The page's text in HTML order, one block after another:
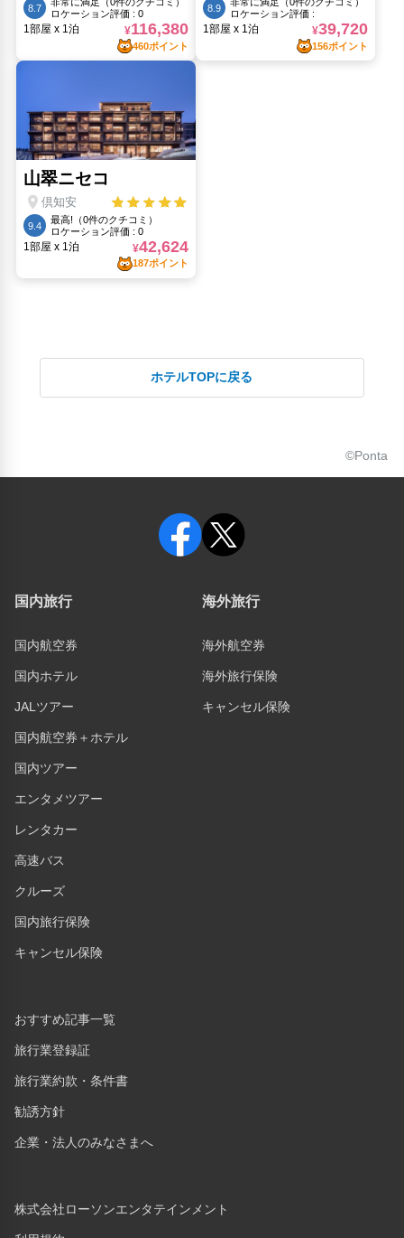
ホテルTOPに戻る
©Ponta
国内旅行
国内航空券
国内ホテル
JALツアー
国内航空券＋ホテル
国内ツアー
エンタメツアー
レンタカー
高速バス
クルーズ
国内旅行保険
キャンセル保険
海外旅行
海外航空券
海外旅行保険
キャンセル保険
おすすめ記事一覧
旅行業登録証
旅行業約款・条件書
勧誘方針
企業・法人のみなさまへ
株式会社ローソンエンタテインメント